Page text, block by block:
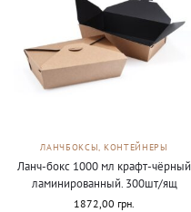
ЛАНЧБОКСЫ, КОНТЕЙНЕРЫ
Ланч-бокс 1000 мл крафт-чёрный
ламинированный. 300шт/ящ
1872,00 грн.